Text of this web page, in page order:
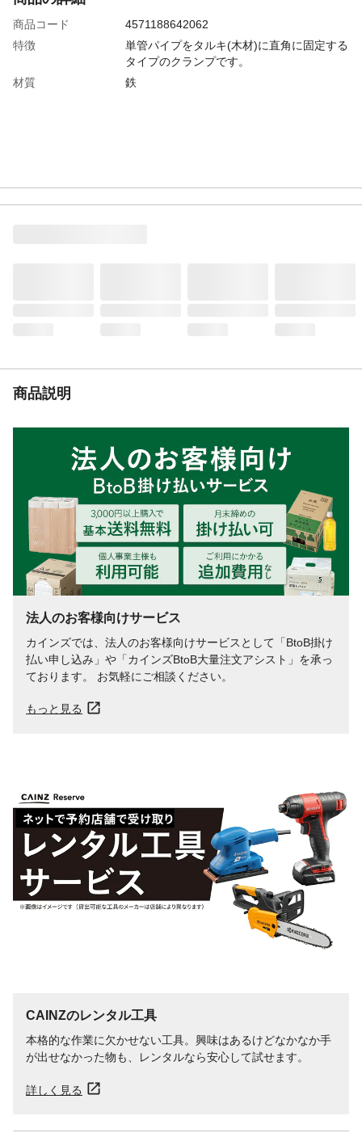
商品コード
4571188642062
特徴
単管パイプをタルキ(木材)に直角に固定する
タイプのクランプです。
材質
鉄
商品説明
法人のお客様向けサービス
カインズでは、法人のお客様向けサービスとして「BtoB掛け
払い申し込み」や「カインズBtoB大量注文アシスト」を承っ
ております。 お気軽にご相談ください。
もっと見る
CAINZのレンタル工具
本格的な作業に欠かせない工具。興味はあるけどなかなか手
が出せなかった物も、レンタルなら安心して試せます。
詳しく見る